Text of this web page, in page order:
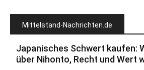
Mittelstand-Nachrichten.de
Japanisches Schwert kaufen:
über Nihonto, Recht und Wert